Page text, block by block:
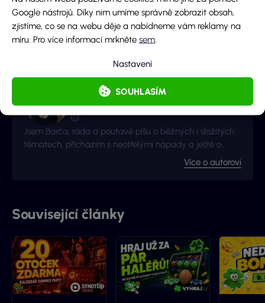
Google nástrojů. Díky nim umíme správně zobrazit obsah,
zjistíme, co se na webu děje a nabídneme vám reklamy na
míru. Pro více informací mrkněte sem
SOUHLASÍM
Nastavení
Autor obsahu
Barbora
Redaktorka · Loterie a stírací losy
Jsem Barča, ráda a poutavě píšu o běžných i složitých
tématech, přicházím s neotřelými nápady a ještě o
kousek radši se zlepšuji a získávám nové zkušenosti. I to
je důvod proč jsme s Vyhraj.cz navázali kontakt -
Více o autorovi
Související články